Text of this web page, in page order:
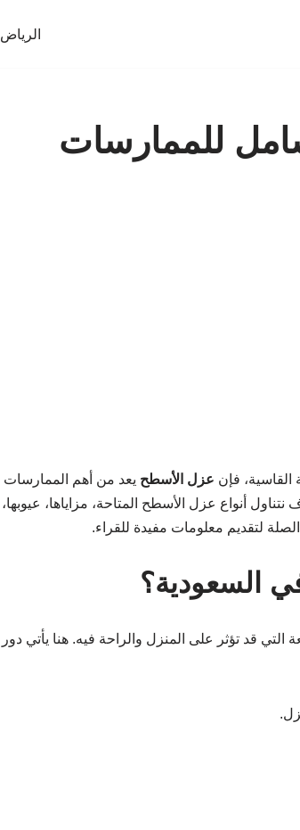
الرياض
للممارسات
القاسية، فإن عزل الأسطح يعد من أهم الممارسات
أنواع عزل الأسطح المتاحة، مزاياها، عيوبها،
لتقديم معلومات مفيدة للقراء.
السعودية؟
قد تؤثر على المنزل والراحة فيه. هنا يأتي دور